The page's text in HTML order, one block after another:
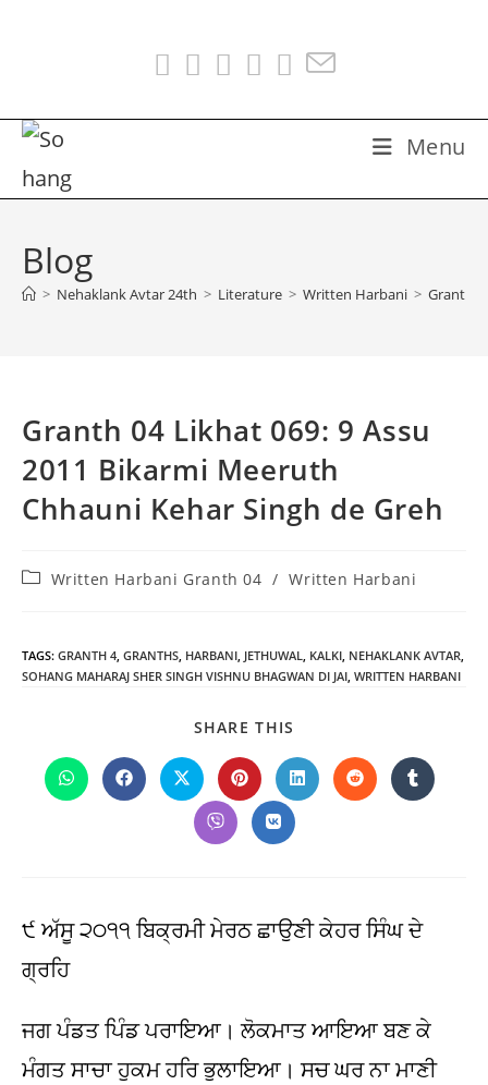
Menu
Blog
> Nehaklank Avtar 24th > Literature > Written Harbani > Granth
Granth 04 Likhat 069: 9 Assu
2011 Bikarmi Meeruth
Chhauni Kehar Singh de Greh
PostWritten Harbani Granth 04 / Written Harbani
TAGS: GRANTH 4, GRANTHS, HARBANI, JETHUWAL, KALKI, NEHAKLANK AVTAR,
SOHANG MAHARAJ SHER SINGH VISHNU BHAGWAN DI JAI, WRITTEN HARBANI
SHARE THIS
CONTENT
Opens
in
Opens
in
Opens
in
new
window
Opens
in
new
window
Opens
in
Opens
in
Opens
in
Opens
in
Opens
in
੯ ਅੱਸੂ ੨੦੧੧ ਬਿਕ੍ਰਮੀ ਮੇਰਠ ਛਾਉਣੀ ਕੇਹਰ ਸਿੰਘ ਦੇ
ਗ੍ਰਹਿ
ਜਗ ਪੰਡਤ ਪਿੰਡ ਪਰਾਇਆ। ਲੋਕਮਾਤ ਆਇਆ ਬਣ ਕੇ
ਮੰਗਤ ਸਾਚਾ ਹੁਕਮ ਹਰਿ ਭੁਲਾਇਆ। ਸਚ ਘਰ ਨਾ ਮਾਣੀ